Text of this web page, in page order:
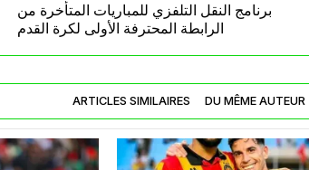
برنامج النقل التلفزي للمباريات المتأخرة من
الرابطة المحترفة الأولى لكرة القدم
ARTICLES SIMILAIRES DU MÊME AUTEUR